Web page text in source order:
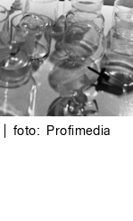
foto: Profimedia